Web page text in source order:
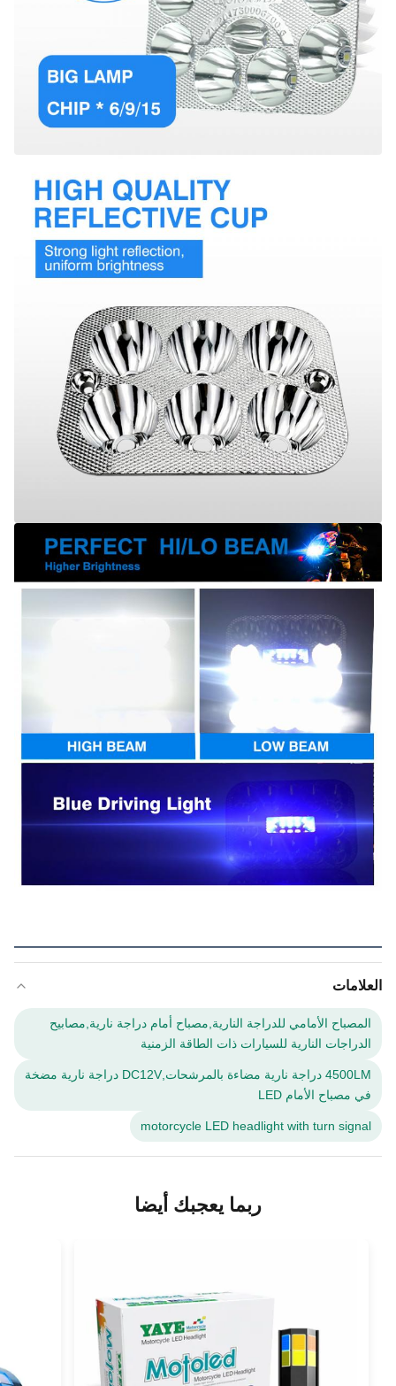
العلامات
المصباح الأمامي للدراجة النارية,مصباح أمام دراجة نارية,مصابيح
الدراجات النارية للسيارات ذات الطاقة الزمنية
4500LM دراجة نارية مضاءة بالمرشحات,DC12V دراجة نارية مضخة
في مصباح الأمام LED
motorcycle LED headlight with turn signal
ربما يعجبك أيضا